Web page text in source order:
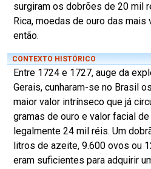
surgiram os dobrões de 20 mil
Rica, moedas de ouro das mais
então.
CONTEXTO HISTÓRICO
Entre 1724 e 1727, auge da
Gerais, cunharam-se no Brasil
maior valor intrínseco que já
gramas de ouro e valor facial
legalmente 24 mil réis. Um
litros de azeite, 9.600 ovos ou
eram suficientes para adquirir